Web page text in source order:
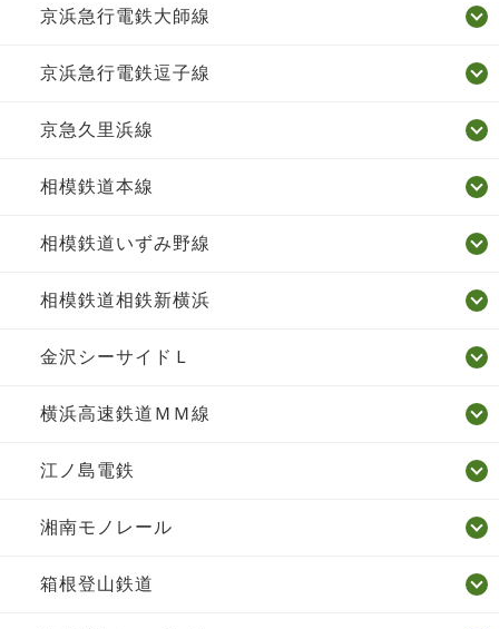
京浜急行電鉄大師線
京浜急行電鉄逗子線
京急久里浜線
相模鉄道本線
相模鉄道いずみ野線
相模鉄道相鉄新横浜
金沢シーサイドＬ
横浜高速鉄道ＭＭ線
江ノ島電鉄
湘南モノレール
箱根登山鉄道